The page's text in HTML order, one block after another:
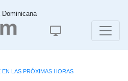
LAS PRÓXIMAS HORAS